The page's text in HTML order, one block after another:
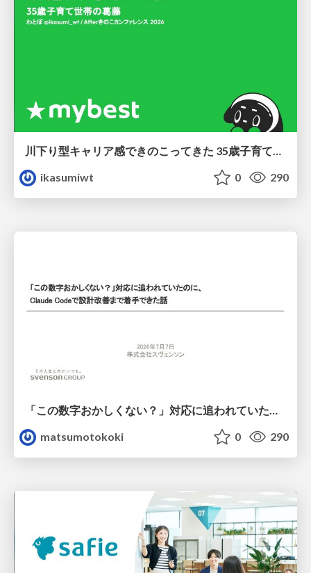
川下り型キャリア感できのこってきた 35歳子育て世帯の葛藤
ikasumiwt
0 290
「この数字おかしくない？」対応に追われていたのに、 Claude Codeで設計改善まで着手できた話
matsumotokoki
0 290